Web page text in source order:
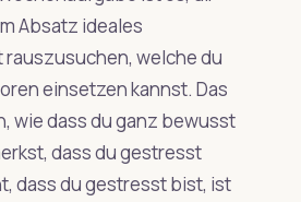
Absatz ideales
welche du
einsetzen kannst. Das
wie dass du ganz bewusst
dass du gestresst
dass du gestresst bist, ist